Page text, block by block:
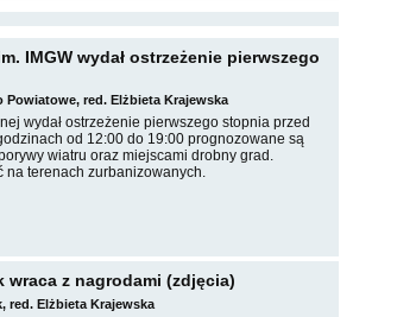
IMGW wydał ostrzeżenie pierwszego
Powiatowe, red. Elżbieta Krajewska
wydał ostrzeżenie pierwszego stopnia przed
od 12:00 do 19:00 prognozowane są
wiatru oraz miejscami drobny grad.
na terenach zurbanizowanych.
z nagrodami (zdjęcia)
red. Elżbieta Krajewska